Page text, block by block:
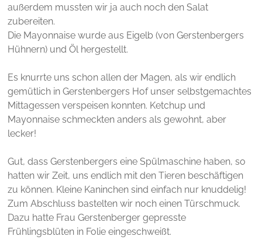
außerdem mussten wir ja auch noch den Salat
zubereiten.
Die Mayonnaise wurde aus Eigelb (von Gerstenbergers
Hühnern) und Öl hergestellt.
Es knurrte uns schon allen der Magen, als wir endlich
gemütlich in Gerstenbergers Hof unser selbstgemachtes
Mittagessen verspeisen konnten. Ketchup und
Mayonnaise schmeckten anders als gewohnt, aber
lecker!
Gut, dass Gerstenbergers eine Spülmaschine haben, so
hatten wir Zeit, uns endlich mit den Tieren beschäftigen
zu können. Kleine Kaninchen sind einfach nur knuddelig!
Zum Abschluss bastelten wir noch einen Türschmuck.
Dazu hatte Frau Gerstenberger gepresste
Frühlingsblüten in Folie eingeschweißt.